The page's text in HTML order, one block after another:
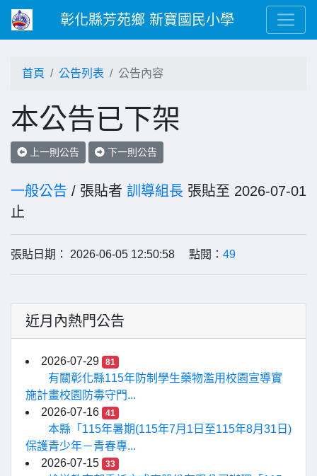
彰化縣芳苑鄉 新寶國民小學
首頁 公告列表 公告內容
本公告已下架
上一則公告 下一則公告
一般公告 / 張貼者 訓導組長 張貼至 2026-07-01
止
張貼日期： 2026-06-05 12:50:58 點閱： 49
近月內熱門公告
2026-07-29 81
有關彰化縣115年防制學生藥物濫用校園宣導實
施計畫校園防毒守門...
2026-07-16
41
本縣「115年暑期(115年7月1日至115年8月31日)
保護青少年－青春專...
2026-07-15
33